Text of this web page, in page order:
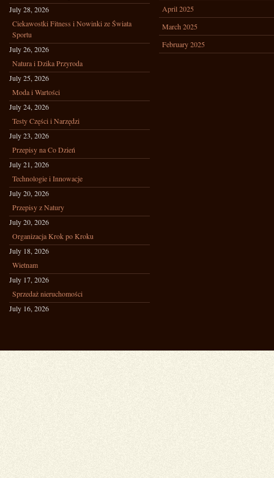
July 28, 2026
Ciekawostki Fitness i Nowinki ze Świata
Sportu
July 26, 2026
Natura i Dzika Przyroda
July 25, 2026
Moda i Wartości
July 24, 2026
Testy Części i Narzędzi
July 23, 2026
Przepisy na Co Dzień
July 21, 2026
Technologie i Innowacje
July 20, 2026
Przepisy z Natury
July 20, 2026
Organizacja Krok po Kroku
July 18, 2026
Wietnam
July 17, 2026
Sprzedaż nieruchomości
July 16, 2026
April 2025
March 2025
February 2025